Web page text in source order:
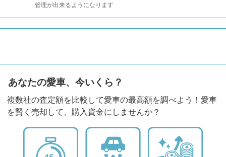
管理が出来るようになります
あなたの愛車、今いくら？
複数社の査定額を比較して愛車の最高額を調べよう！愛車
を賢く売却して、購入資金にしませんか？